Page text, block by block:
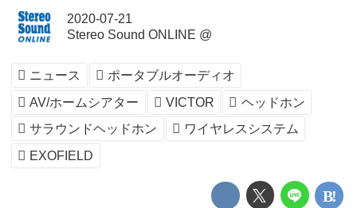
2020-07-21
Stereo Sound ONLINE @
ニュース
ポータブルオーディオ
AV/ホームシアター
VICTOR
ヘッドホン
サラウンドヘッドホン
ワイヤレスシステム
EXOFIELD